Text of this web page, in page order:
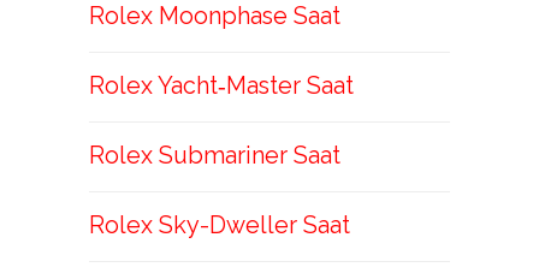
Rolex Moonphase Saat
Rolex Yacht‑Master Saat
Rolex Submariner Saat
Rolex Sky-Dweller Saat